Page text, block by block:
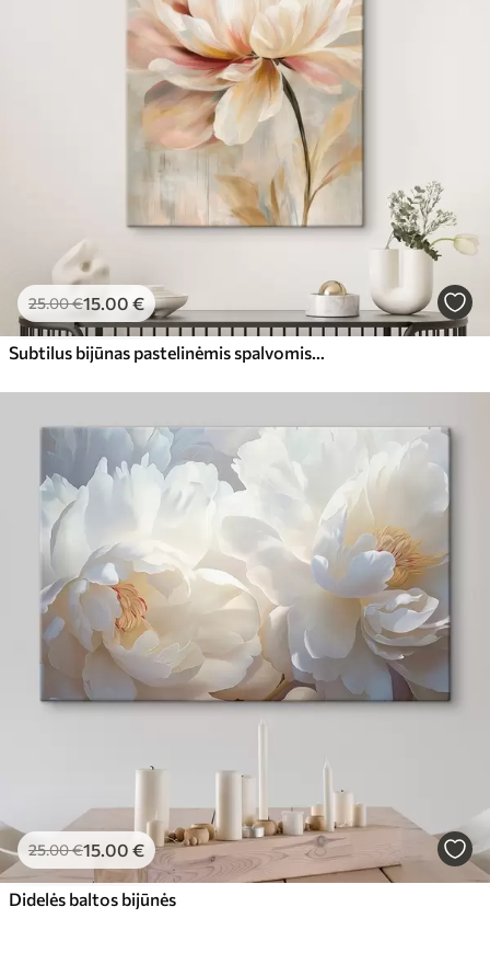
25.00€15.00 €
Subtilus bijūnas pastelinėmis spalvomis, nutapytas aliejaus tapybos stiliumi
25.00€15.00 €
Didelės baltos bijūnės